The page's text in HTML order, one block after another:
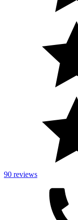
90 reviews